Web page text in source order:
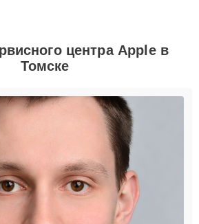
центра Apple в
Томске